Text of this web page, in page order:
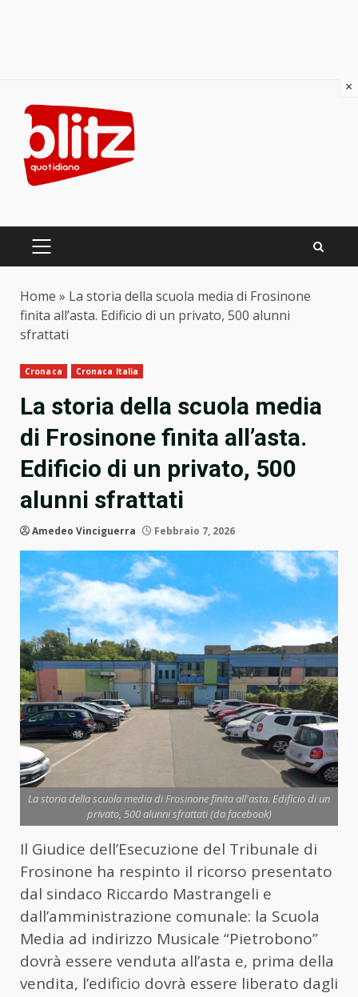
content
PRIMARY
Home » La storia della scuola media di Frosinone
finita all’asta. Edificio di un privato, 500 alunni
sfrattati
Cronaca Cronaca Italia
La storia della scuola media
di Frosinone finita all’asta.
Edificio di un privato, 500
alunni sfrattati
Amedeo Vinciguerra Febbraio 7, 2026
La storia della scuola media di Frosinone finita all'asta. Edificio di un
privato, 500 alunni sfrattati (da facebook)
Il Giudice dell’Esecuzione del Tribunale di
Frosinone ha respinto il ricorso presentato
dal sindaco Riccardo Mastrangeli e
dall’amministrazione comunale: la Scuola
Media ad indirizzo Musicale “Pietrobono”
dovrà essere venduta all’asta e, prima della
vendita, l’edificio dovrà essere liberato dagli
×